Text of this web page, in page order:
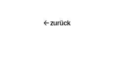
zurück